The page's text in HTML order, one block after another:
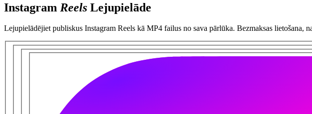
Instagram Reels Lejupielāde
Lejupielādējiet publiskus Instagram Reels kā MP4 failus no sava pārlūka. Bezmaksas lietošana,